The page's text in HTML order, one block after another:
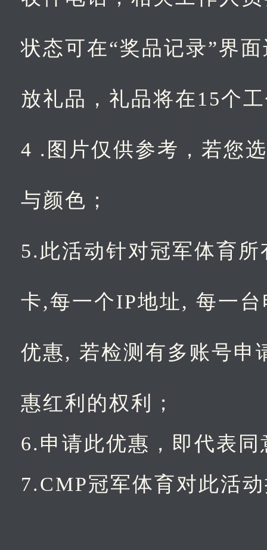
状态可在“奖品记录”界
放礼品，礼品将在15个
4 .图片仅供参考，若您
与颜色；
5.此活动针对冠军体育
卡,每一个IP地址, 每一
优惠, 若检测有多账号申
惠红利的权利；
6.申请此优惠，即代表
7.CMP冠军体育对此活